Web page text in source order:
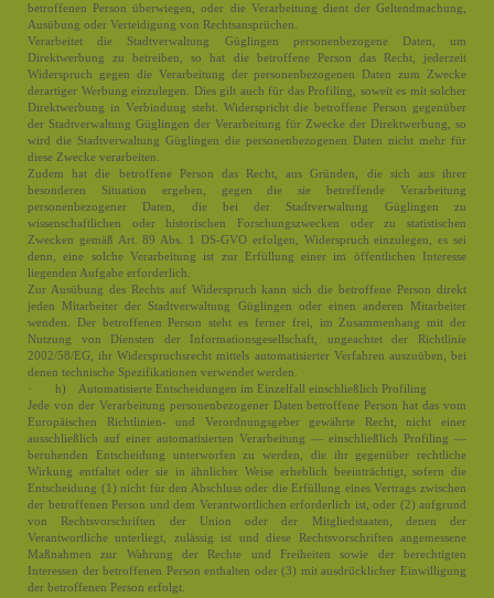
betroffenen Person überwiegen, oder die Verarbeitung dient der Geltendmachung,
Ausübung oder Verteidigung von Rechtsansprüchen.
Verarbeitet die Stadtverwaltung Güglingen personenbezogene Daten, um
Direktwerbung zu betreiben, so hat die betroffene Person das Recht, jederzeit
Widerspruch gegen die Verarbeitung der personenbezogenen Daten zum Zwecke
derartiger Werbung einzulegen. Dies gilt auch für das Profiling, soweit es mit solcher
Direktwerbung in Verbindung steht. Widerspricht die betroffene Person gegenüber
der Stadtverwaltung Güglingen der Verarbeitung für Zwecke der Direktwerbung, so
wird die Stadtverwaltung Güglingen die personenbezogenen Daten nicht mehr für
diese Zwecke verarbeiten.
Zudem hat die betroffene Person das Recht, aus Gründen, die sich aus ihrer
besonderen Situation ergeben, gegen die sie betreffende Verarbeitung
personenbezogener Daten, die bei der Stadtverwaltung Güglingen zu
wissenschaftlichen oder historischen Forschungszwecken oder zu statistischen
Zwecken gemäß Art. 89 Abs. 1 DS-GVO erfolgen, Widerspruch einzulegen, es sei
denn, eine solche Verarbeitung ist zur Erfüllung einer im öffentlichen Interesse
liegenden Aufgabe erforderlich.
Zur Ausübung des Rechts auf Widerspruch kann sich die betroffene Person direkt
jeden Mitarbeiter der Stadtverwaltung Güglingen oder einen anderen Mitarbeiter
wenden. Der betroffenen Person steht es ferner frei, im Zusammenhang mit der
Nutzung von Diensten der Informationsgesellschaft, ungeachtet der Richtlinie
2002/58/EG, ihr Widerspruchsrecht mittels automatisierter Verfahren auszuüben, bei
denen technische Spezifikationen verwendet werden.
· h) Automatisierte Entscheidungen im Einzelfall einschließlich Profiling
Jede von der Verarbeitung personenbezogener Daten betroffene Person hat das vom
Europäischen Richtlinien- und Verordnungsgeber gewährte Recht, nicht einer
ausschließlich auf einer automatisierten Verarbeitung — einschließlich Profiling —
beruhenden Entscheidung unterworfen zu werden, die ihr gegenüber rechtliche
Wirkung entfaltet oder sie in ähnlicher Weise erheblich beeinträchtigt, sofern die
Entscheidung (1) nicht für den Abschluss oder die Erfüllung eines Vertrags zwischen
der betroffenen Person und dem Verantwortlichen erforderlich ist, oder (2) aufgrund
von Rechtsvorschriften der Union oder der Mitgliedstaaten, denen der
Verantwortliche unterliegt, zulässig ist und diese Rechtsvorschriften angemessene
Maßnahmen zur Wahrung der Rechte und Freiheiten sowie der berechtigten
Interessen der betroffenen Person enthalten oder (3) mit ausdrücklicher Einwilligung
der betroffenen Person erfolgt.